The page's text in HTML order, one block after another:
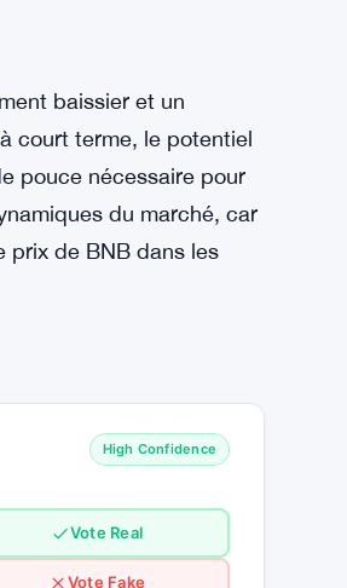
potentiel d’un
haussier, BNB pourrait
l’altcoin pourrait
actuelle.
baissier et un
pouce nécessaire pour
du marché, car
prix de BNB dans les